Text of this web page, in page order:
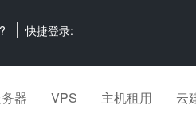
快捷登录:
器 VPS 主机租用 云